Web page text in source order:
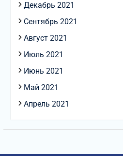
Декабрь 2021
Сентябрь 2021
Август 2021
Июль 2021
Июнь 2021
Май 2021
Апрель 2021